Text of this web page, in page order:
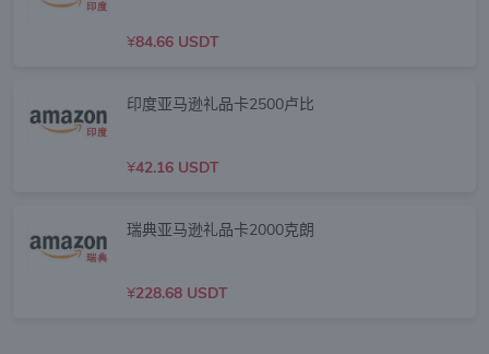
¥84.66 USDT
印度亚马逊礼品卡2500卢比
¥42.16 USDT
瑞典亚马逊礼品卡2000克朗
¥228.68 USDT